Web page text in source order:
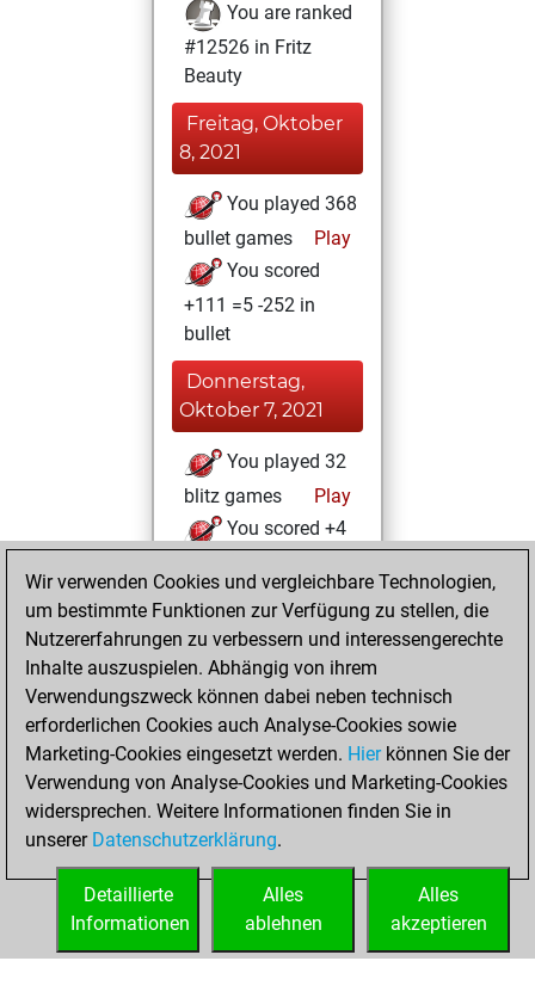
You are ranked
#12526 in Fritz
Beauty
Freitag, Oktober
8, 2021
You played 368
bullet games
Play
You scored
+111 =5 -252 in
bullet
Donnerstag,
Oktober 7, 2021
You played 32
blitz games
Play
You scored +4
Freitag, Januar
22, 2021
You achieved a
BeautyScore of 14
Fritz
You
achieved a new Elo
of 1594
You created
your Fritz account
Wir verwenden Cookies und vergleichbare Technologien,
um bestimmte Funktionen zur Verfügung zu stellen, die
Nutzererfahrungen zu verbessern und interessengerechte
Inhalte auszuspielen. Abhängig von ihrem
Verwendungszweck können dabei neben technisch
erforderlichen Cookies auch Analyse-Cookies sowie
Marketing-Cookies eingesetzt werden. Hierkönnen Sie der
Verwendung von Analyse-Cookies und Marketing-Cookies
widersprechen. Weitere Informationen finden Sie in
unserer Datenschutzerklärung.
Alles
akzeptieren
Alles
ablehnen
Detaillierte
Informationen